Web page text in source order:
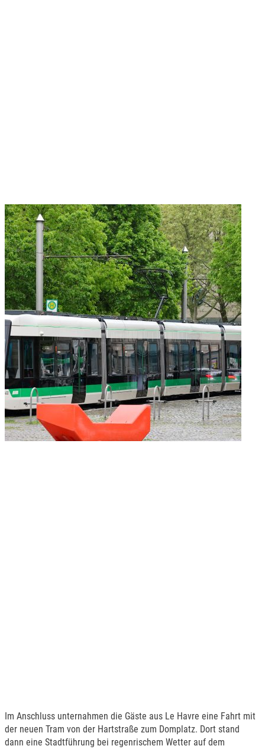
Im Anschluss unternahmen die Gäste aus Le Havre eine Fahrt mit
der neuen Tram von der Hartstraße zum Domplatz. Dort stand
dann eine Stadtführung bei regenrischem Wetter auf dem